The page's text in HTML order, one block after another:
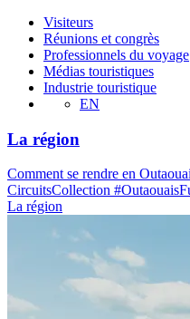
Visiteurs
Réunions et congrès
Professionnels du voyage
Médias touristiques
Industrie touristique
EN
La région
Comment se rendre en
CircuitsCollection
La région